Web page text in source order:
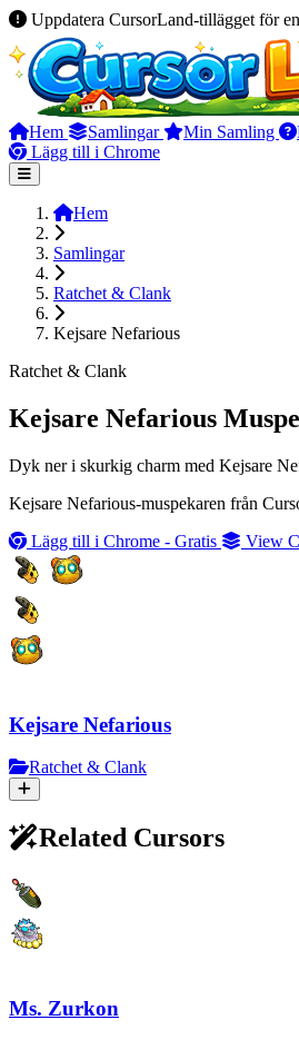
Uppdatera CursorLand-tillägget för
Hem Samlingar Min Samling
Lägg till i Chrome
Hem
Samlingar
Ratchet & Clank
Kejsare Nefarious
Ratchet & Clank
Kejsare Nefarious
Dyk ner i skurkig charm med Kejsare
Kejsare Nefarious-muspekaren från
Lägg till i Chrome - Gratis
View
Kejsare Nefarious
Ratchet & Clank
Related Cursors
Ms. Zurkon